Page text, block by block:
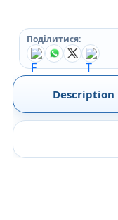
Поділитися:
Description